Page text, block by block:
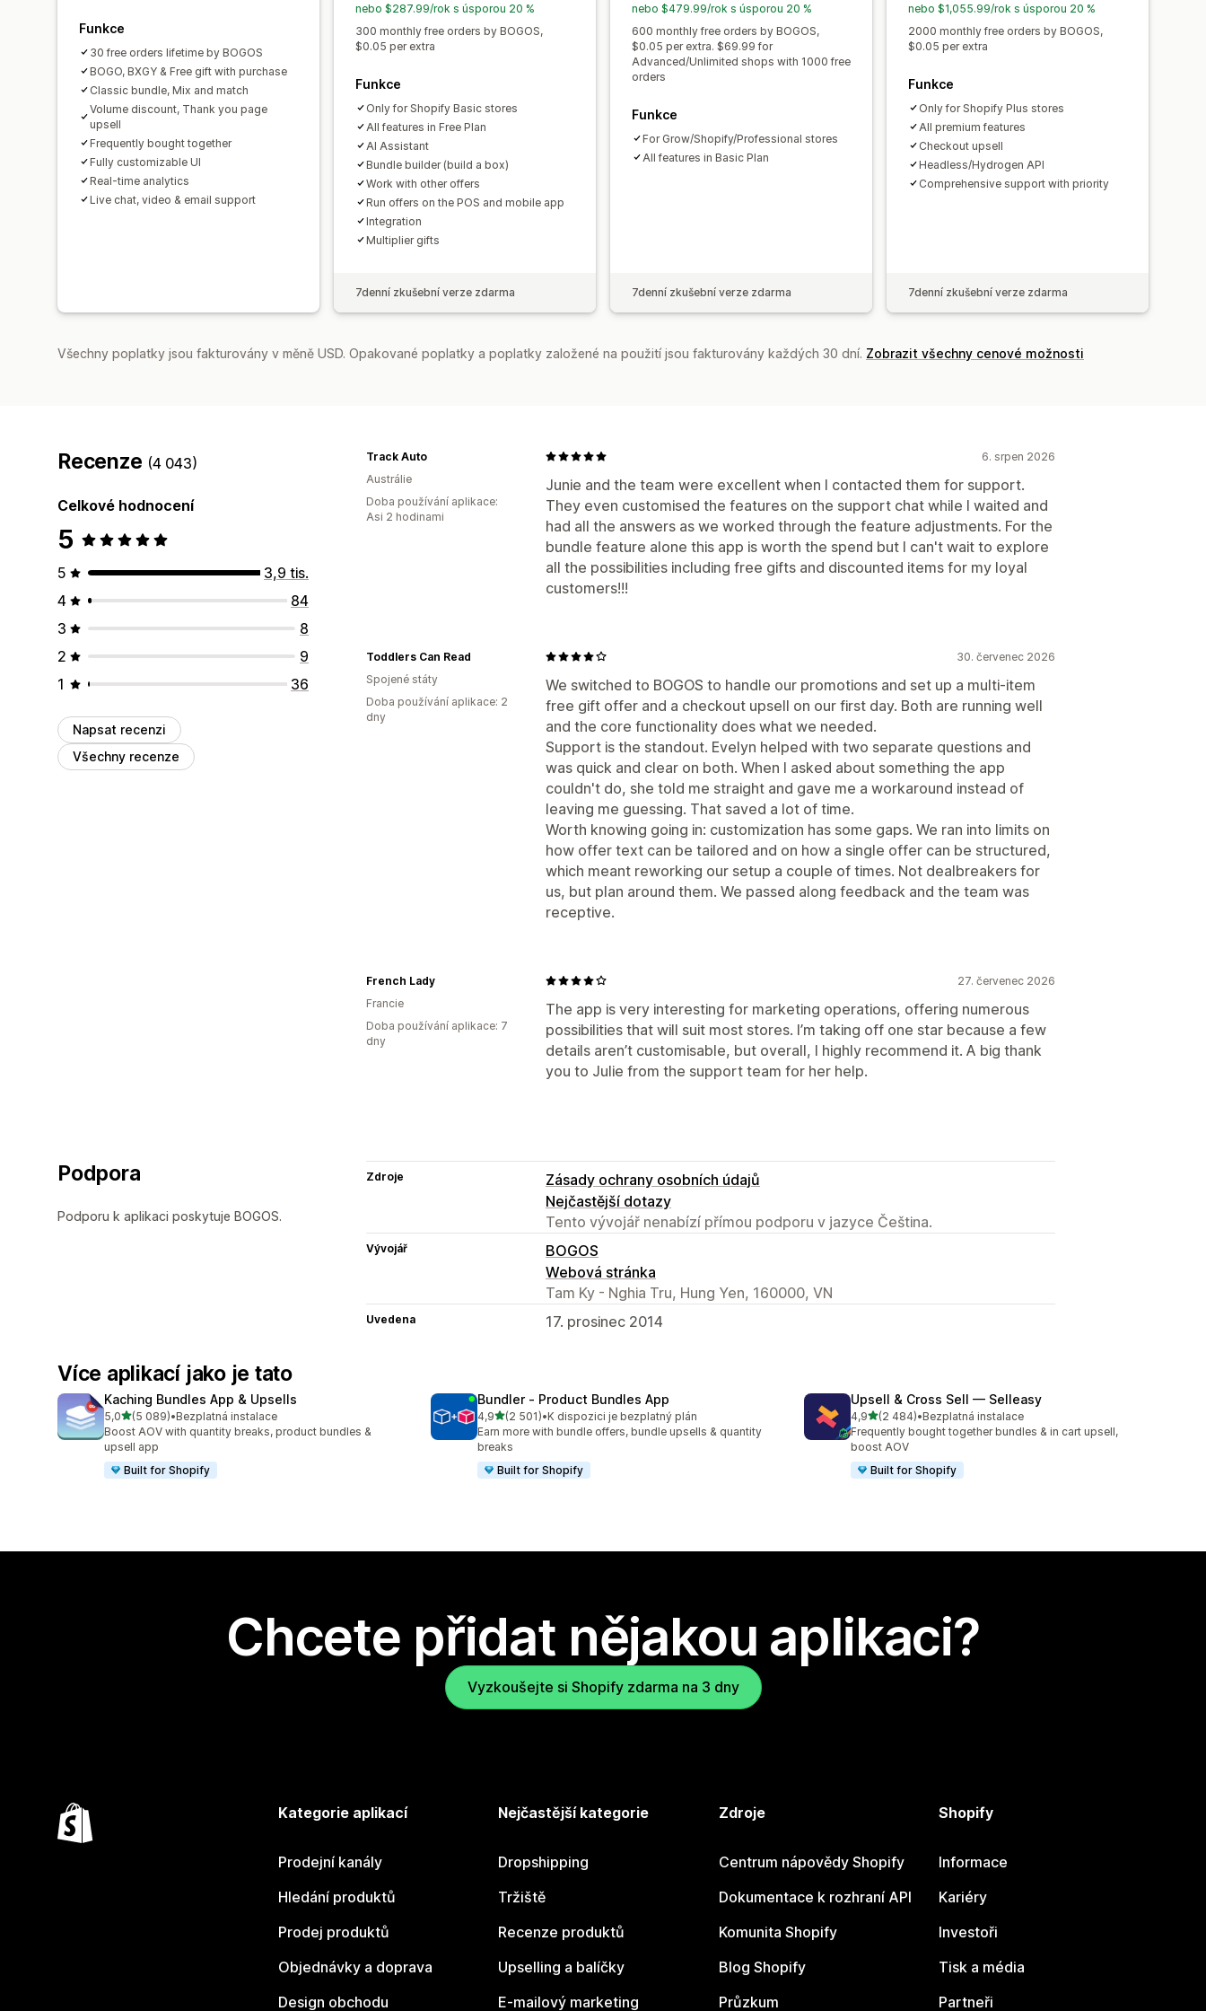
Míry prokliku Konverzní poměry Výkonnost trychtýře
Doprava zdarma BOGO Hromadné nacenění
Dynamické nacenění
Vlastní nacenění
Funkce
30 free orders lifetime by BOGOS
BOGO, BXGY & Free gift with purchase
Classic bundle, Mix and match
Volume discount, Thank you page
upsell
Frequently bought together
Fully customizable UI
Real-time analytics
Live chat, video & email support
nebo $287.99/rok s úsporou 20 %
300 monthly free orders by BOGOS,
$0.05 per extra
Funkce
Only for Shopify Basic stores
All features in Free Plan
AI Assistant
Bundle builder (build a box)
Work with other offers
Run offers on the POS and mobile app
Integration
Multiplier gifts
7denní zkušební verze zdarma
nebo $479.99/rok s úsporou 20 %
600 monthly free orders by BOGOS,
$0.05 per extra. $69.99 for
Advanced/Unlimited shops with 1000 free
orders
Funkce
For Grow/Shopify/Professional stores
All features in Basic Plan
7denní zkušební verze zdarma
nebo $1,055.99/rok s úsporou 20 %
2000 monthly free orders by BOGOS,
$0.05 per extra
Funkce
Only for Shopify Plus stores
All premium features
Checkout upsell
Headless/Hydrogen API
Comprehensive support with priority
7denní zkušební verze zdarma
Všechny poplatky jsou fakturovány v měně USD. Opakované poplatky a poplatky založené na použití jsou fakturovány každých 30 dní. Zobrazit všechny cenové možnosti
Recenze (4 043)
Celkové hodnocení
5
5
3,9 tis.
4
84
3
8
2
9
1
36
Napsat recenzi
Všechny recenze
6. srpen 2026
Junie and the team were excellent when I contacted them for support.
They even customised the features on the support chat while I waited and
had all the answers as we worked through the feature adjustments. For the
bundle feature alone this app is worth the spend but I can't wait to explore
all the possibilities including free gifts and discounted items for my loyal
customers!!!
Track Auto
Austrálie
Doba používání aplikace:
Asi 2 hodinami
30. červenec 2026
We switched to BOGOS to handle our promotions and set up a multi-item
free gift offer and a checkout upsell on our first day. Both are running well
and the core functionality does what we needed.
Support is the standout. Evelyn helped with two separate questions and
was quick and clear on both. When I asked about something the app
couldn't do, she told me straight and gave me a workaround instead of
leaving me guessing. That saved a lot of time.
Worth knowing going in: customization has some gaps. We ran into limits on
how offer text can be tailored and on how a single offer can be structured,
which meant reworking our setup a couple of times. Not dealbreakers for
us, but plan around them. We passed along feedback and the team was
receptive.
Toddlers Can Read
Spojené státy
Doba používání aplikace: 2
dny
27. červenec 2026
The app is very interesting for marketing operations, offering numerous
possibilities that will suit most stores. I’m taking off one star because a few
details aren’t customisable, but overall, I highly recommend it. A big thank
you to Julie from the support team for her help.
French Lady
Francie
Doba používání aplikace: 7
dny
Podpora
Podporu k aplikaci poskytuje BOGOS.
Zdroje
Zásady ochrany osobních údajů
Nejčastější dotazy
Tento vývojář nenabízí přímou podporu v jazyce Čeština.
Vývojář
BOGOS
Webová stránka
Tam Ky - Nghia Tru, Hung Yen, 160000, VN
Uvedena 17. prosinec 2014
Více aplikací jako je tato
Kaching Bundles App & Upsells
5,0z 5 hvězd
(5 089)
Celkový počet recenzí: 5089
•Bezplatná instalace
Boost AOV with quantity breaks, product bundles &
upsell app
Built for Shopify
Bundler ‑ Product Bundles App
4,9z 5 hvězd
(2 501)
Celkový počet recenzí: 2501
•K dispozici je bezplatný plán
Earn more with bundle offers, bundle upsells & quantity
breaks
Built for Shopify
Upsell & Cross Sell — Selleasy
4,9z 5 hvězd
(2 484)
Celkový počet recenzí: 2484
•Bezplatná instalace
Frequently bought together bundles & in cart upsell,
boost AOV
Built for Shopify
Chcete přidat nějakou aplikaci?
Vyzkoušejte si Shopify zdarma na 3 dny
Kategorie aplikací
Prodejní kanály
Hledání produktů
Prodej produktů
Objednávky a doprava
Design obchodu
Nejčastější kategorie
Dropshipping
Tržiště
Recenze produktů
Upselling a balíčky
E-mailový marketing
Zdroje
Centrum nápovědy Shopify
Dokumentace k rozhraní API
Komunita Shopify
Blog Shopify
Průzkum
Shopify
Informace
Kariéry
Investoři
Tisk a média
Partneři